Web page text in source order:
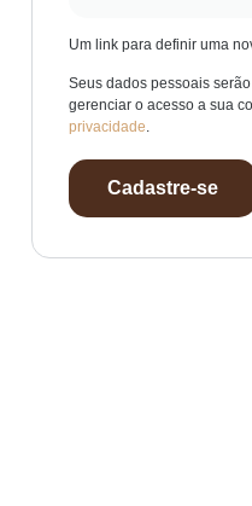
Um link para definir uma
Seus dados pessoais
gerenciar o acesso a sua
privacidade.
Cadastre-se